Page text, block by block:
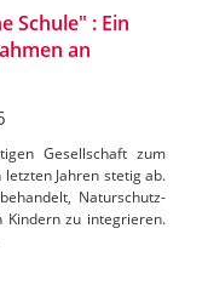
Schule" : Ein
an
Gesellschaft zum
Jahren stetig ab.
Naturschutz-
Kindern zu integrieren.